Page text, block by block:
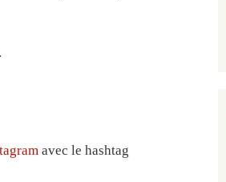
.
avec le hashtag